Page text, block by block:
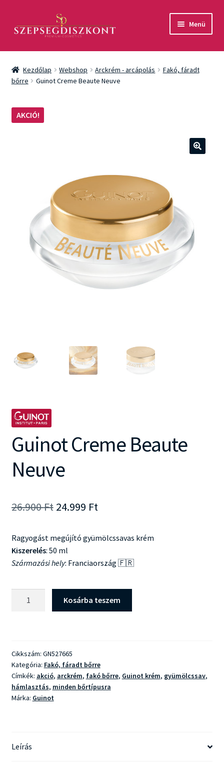
aa
Menü
Akció
Csomagok
Kezdőlap Webshop Arckrém - arcápolás
Fakó, fáradt
bőrre
Guinot Creme Beaute Neuve
AKCIÓ!
Guinot Creme Beaute
Neuve
26.900Ft Original
was:
26.900 Ft.
24.999 FtCurrent
is:
24.999 Ft.
Ragyogást megújító gyümölcssavas krém
Kiszerelés: 50 ml
Származási hely: Franciaország 🇫🇷
Kosárba teszem
Cikkszám: GN527665
Kategória: Fakó, fáradt bőrre
Címkék: akció, arckrém, fakó bőrre, Guinot krém, gyümölcssav,
hámlasztás, minden bőrtípusra
Márka: Guinot
Leírás